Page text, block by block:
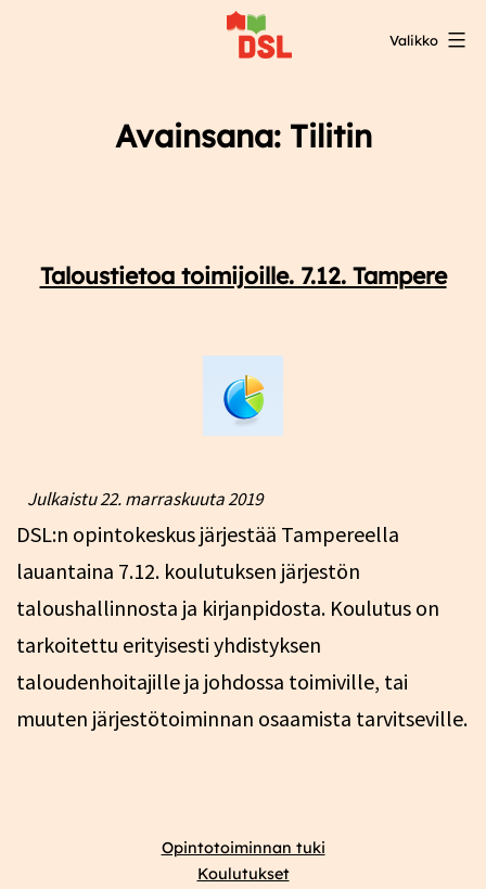
Valikko
Avainsana: Tilitin
Taloustietoa toimijoille. 7.12. Tampere
Julkaistu22. marraskuuta 2019
DSL:n opintokeskus järjestää Tampereella
lauantaina 7.12. koulutuksen järjestön
taloushallinnosta ja kirjanpidosta. Koulutus on
tarkoitettu erityisesti yhdistyksen
taloudenhoitajille ja johdossa toimiville, tai
muuten järjestötoiminnan osaamista tarvitseville.
Opintotoiminnan tuki
Koulutukset